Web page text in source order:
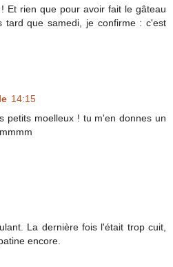
Et rien que pour avoir fait le gâteau
tard que samedi, je confirme : c'est
14:15
petits moelleux ! tu m'en donnes un
La dernière fois l'était trop cuit,
encore.